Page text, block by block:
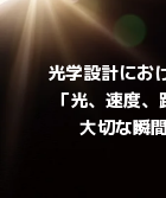
光学設計にお
「光、速度
大切な瞬